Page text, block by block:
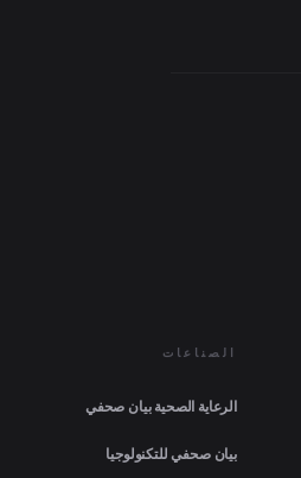
الصناعات
الرعاية الصحية بيان صحفي
بيان صحفي للتكنولوجيا